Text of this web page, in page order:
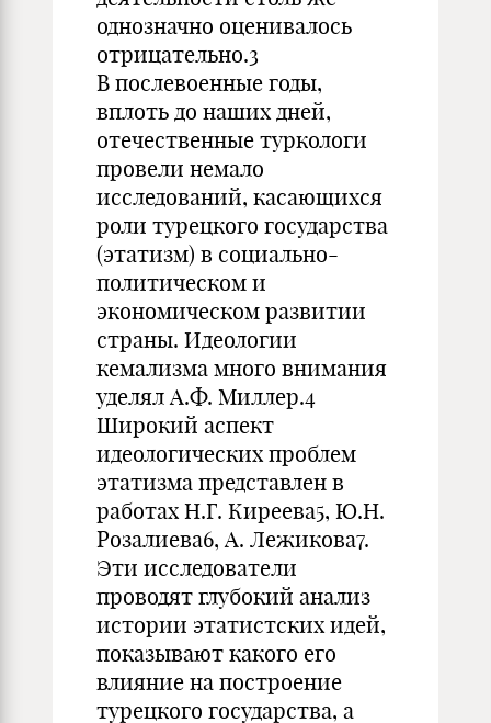
однозначно оценивалось
отрицательно.3
В послевоенные годы,
вплоть до наших дней,
отечественные туркологи
провели немало
исследований, касающихся
роли турецкого государства
(этатизм) в социально-
политическом и
экономическом развитии
страны. Идеологии
кемализма много внимания
уделял А.Ф. Миллер.4
Широкий аспект
идеологических проблем
этатизма представлен в
работах Н.Г. Киреева5, Ю.Н.
Розалиева6, А. Лежикова7.
Эти исследователи
проводят глубокий анализ
истории этатистских идей,
показывают какого его
влияние на построение
турецкого государства, а